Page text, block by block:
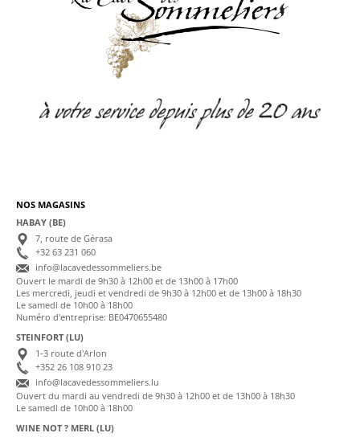
NOS MAGASINS
HABAY (BE)
7, route de Gérasa
+32 63 231 060
info@lacavedessommeliers.be
Ouvert le mardi de 9h30 à 12h00 et de 13h00 à 17h00
Les mercredi, jeudi et vendredi de 9h30 à 12h00 et de 13h00 à 18h30
Le samedi de 10h00 à 18h00
Numéro d'entreprise: BE0470655480
STEINFORT (LU)
1-3 route d'Arlon
+352 26 108 910 23
info@lacavedessommeliers.lu
Ouvert du mardi au vendredi de 9h30 à 12h00 et de 13h00 à 18h30
Le samedi de 10h00 à 18h00
WINE NOT ? MERL (LU)